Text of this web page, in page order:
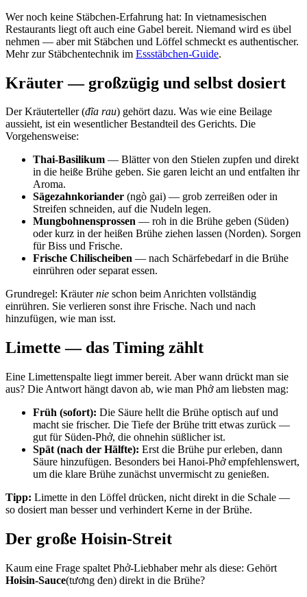
Wer noch keine Stäbchen-Erfahrung hat: In vietnamesischen
Restaurants liegt oft auch eine Gabel bereit. Niemand wird es übel
nehmen — aber mit Stäbchen und Löffel schmeckt es authentischer.
Mehr zur Stäbchentechnik im Essstäbchen-Guide.
Kräuter — großzügig und selbst dosiert
Der Kräuterteller (đĩa rau) gehört dazu. Was wie eine Beilage
aussieht, ist ein wesentlicher Bestandteil des Gerichts. Die
Vorgehensweise:
Thai-Basilikum — Blätter von den Stielen zupfen und direkt
in die heiße Brühe geben. Sie garen leicht an und entfalten ihr
Aroma.
Sägezahnkoriander (ngò gai) — grob zerreißen oder in
Streifen schneiden, auf die Nudeln legen.
Mungbohnensprossen — roh in die Brühe geben (Süden)
oder kurz in der heißen Brühe ziehen lassen (Norden). Sorgen
für Biss und Frische.
Frische Chilischeiben — nach Schärfebedarf in die Brühe
einrühren oder separat essen.
Grundregel: Kräuternie schon beim Anrichten vollständig
einrühren. Sie verlieren sonst ihre Frische. Nach und nach
hinzufügen, wie man isst.
Limette — das Timing zählt
Eine Limettenspalte liegt immer bereit. Aber wann drückt man sie
aus? Die Antwort hängt davon ab, wie man Phở am liebsten mag:
Früh (sofort): Die Säure hellt die Brühe optisch auf und
macht sie frischer. Die Tiefe der Brühe tritt etwas zurück —
gut für Süden-Phở, die ohnehin süßlicher ist.
Spät (nach der Hälfte): Erst die Brühe pur erleben, dann
Säure hinzufügen. Besonders bei Hanoi-Phở empfehlenswert,
um die klare Brühe zunächst unvermischt zu genießen.
Tipp: Limette in den Löffel drücken, nicht direkt in die Schale —
so dosiert man besser und verhindert Kerne in der Brühe.
Der große Hoisin-Streit
Kaum eine Frage spaltet Phở-Liebhaber mehr als diese: Gehört
Hoisin-Sauce(tương đen) direkt in die Brühe?